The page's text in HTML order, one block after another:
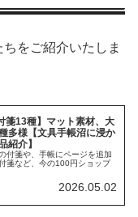
をご紹介いたしま
箋13種】マット素材、大
多様【文具手帳沼に浸か
紹介】
付箋や、手帳にページを追加
箋など、今の100円ショップ
2026.05.02